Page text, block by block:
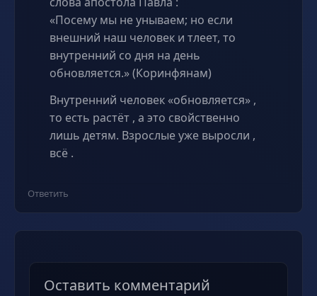
«Посему мы не унываем; но если
внешний наш человек и тлеет, то
внутренний со дня на день
обновляется.» (Коринфянам)
Внутренний человек «обновляется» ,
то есть растёт , а это свойственно
лишь детям. Взрослые уже выросли ,
всё .
Ответить
Оставить комментарий